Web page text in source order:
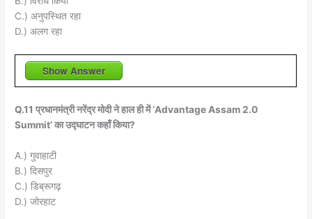
C.) अनुपस्थित रहा
D.) अलग रहा
Show Answer
Q.11 प्रधानमंत्री नरेंद्र मोदी ने हाल ही में ‘Advantage Assam 2.0
Summit’ का उद्घाटन कहाँ किया?
A.) गुवाहाटी
B.) दिसपुर
C.) डिब्रूगढ़
D.) जोरहाट